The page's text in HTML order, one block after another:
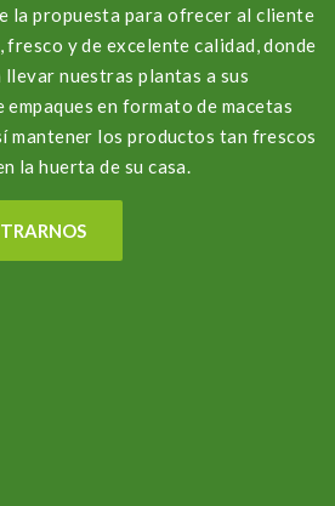
la propuesta para ofrecer al cliente
y de excelente calidad, donde
llevar nuestras plantas a sus
en formato de macetas
mantener los productos tan frescos
la huerta de su casa.